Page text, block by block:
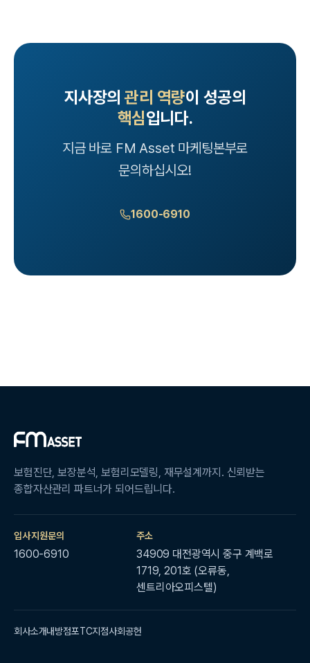
지사장의관리 역량이 성공의
핵심입니다.
지금 바로 FM Asset 마케팅본부로
문의하십시오!
1600-6910
보험진단, 보장분석, 보험리모델링, 재무설계까지. 신뢰받는
종합자산관리 파트너가 되어드립니다.
입사지원문의
1600-6910
주소
34909 대전광역시 중구 계백로
1719, 201호 (오류동,
센트리아오피스텔)
회사소개내방점포TC지점사회공헌